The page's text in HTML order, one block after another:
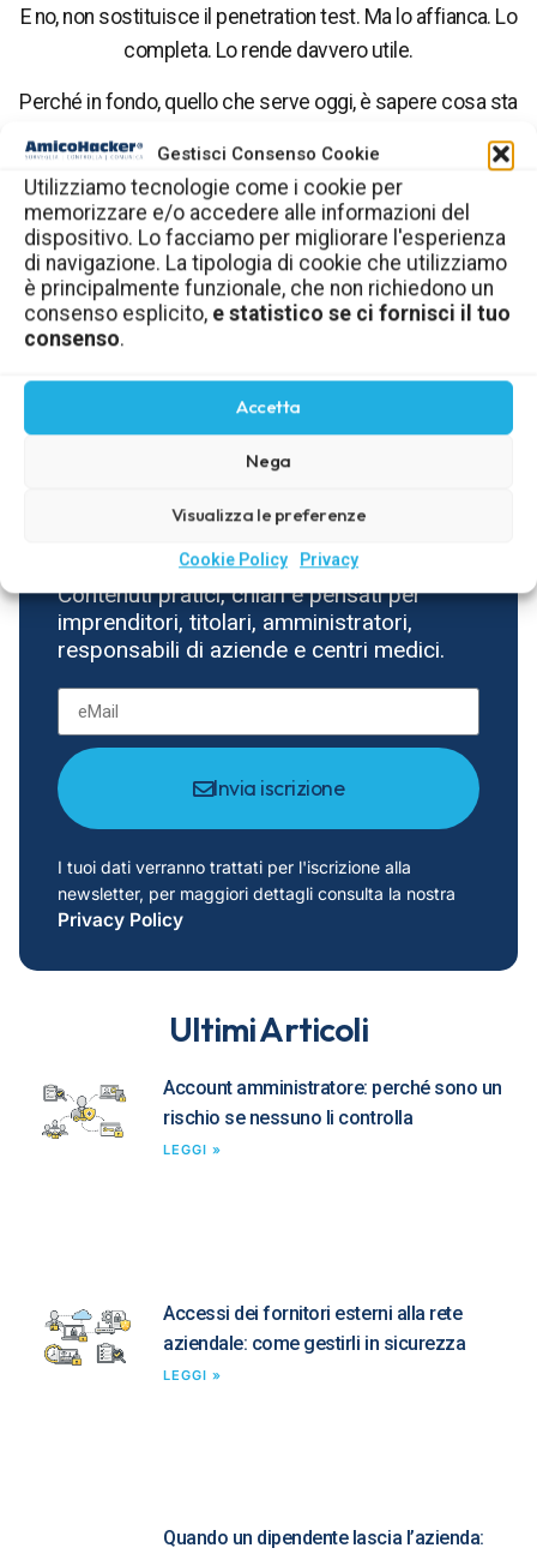
Gestisci Consenso Cookie
Utilizziamo tecnologie come i cookie per
memorizzare e/o accedere alle informazioni del
dispositivo. Lo facciamo per migliorare l'esperienza
di navigazione. La tipologia di cookie che utilizziamo
è principalmente funzionale, che non richiedono un
consenso esplicito, e statistico se ci fornisci il tuo
consenso.
Accetta
Nega
Visualizza le preferenze
Cookie Policy Privacy
E no, non sostituisce il penetration test. Ma lo affianca. Lo
completa. Lo rende davvero utile.
Perché in fondo, quello che serve oggi, è sapere cosa sta
Non solo quando arriva qualcuno a fare la foto.
LinkedIn Email
Print
Newsletter
Contenuti pratici, chiari e pensati per
imprenditori, titolari, amministratori,
responsabili di aziende e centri medici.
Invia iscrizione
I tuoi dati verranno trattati per l'iscrizione alla
newsletter, per maggiori dettagli consulta la nostra
Privacy Policy
Ultimi Articoli
Account amministratore: perché sono un
rischio se nessuno li controlla
LEGGI »
Accessi dei fornitori esterni alla rete
aziendale: come gestirli in sicurezza
LEGGI »
Quando un dipendente lascia l’azienda: